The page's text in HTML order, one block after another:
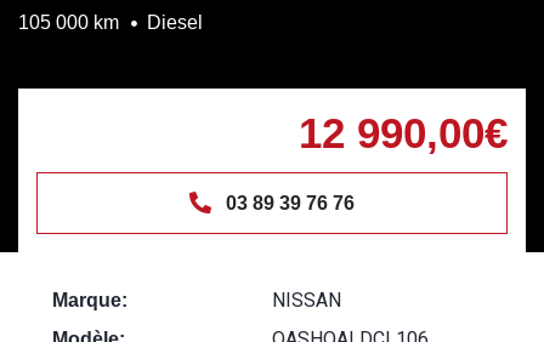
105 000 km Diesel
12 990,00€
03 89 39 76 76
Marque: NISSAN